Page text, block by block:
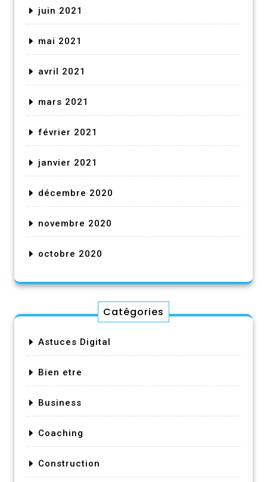
juin 2021
mai 2021
avril 2021
mars 2021
février 2021
janvier 2021
décembre 2020
novembre 2020
octobre 2020
Catégories
Astuces Digital
Bien etre
Business
Coaching
Construction